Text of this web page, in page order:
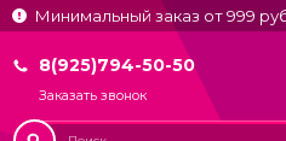
Минимальный заказ от 999
8(925)794-50-50
Заказать звонок